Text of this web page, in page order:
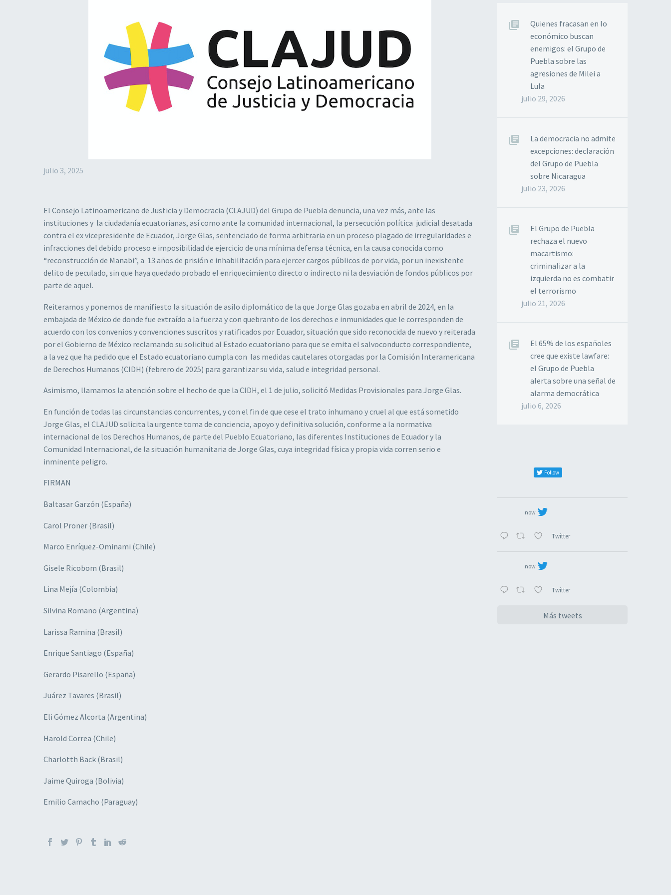
julio 3, 2025
El Consejo Latinoamericano de Justicia y Democracia (CLAJUD) del Grupo de Puebla denuncia, una vez más, ante las
instituciones y la ciudadanía ecuatorianas, así como ante la comunidad internacional, la persecución política judicial desatada
contra el ex vicepresidente de Ecuador, Jorge Glas, sentenciado de forma arbitraria en un proceso plagado de irregularidades e
infracciones del debido proceso e imposibilidad de ejercicio de una mínima defensa técnica, en la causa conocida como
“reconstrucción de Manabi”, a 13 años de prisión e inhabilitación para ejercer cargos públicos de por vida, por un inexistente
delito de peculado, sin que haya quedado probado el enriquecimiento directo o indirecto ni la desviación de fondos públicos por
parte de aquel.
Reiteramos y ponemos de manifiesto la situación de asilo diplomático de la que Jorge Glas gozaba en abril de 2024, en la
embajada de México de donde fue extraído a la fuerza y con quebranto de los derechos e inmunidades que le corresponden de
acuerdo con los convenios y convenciones suscritos y ratificados por Ecuador, situación que sido reconocida de nuevo y reiterada
por el Gobierno de México reclamando su solicitud al Estado ecuatoriano para que se emita el salvoconducto correspondiente,
a la vez que ha pedido que el Estado ecuatoriano cumpla con las medidas cautelares otorgadas por la Comisión Interamericana
de Derechos Humanos (CIDH) (febrero de 2025) para garantizar su vida, salud e integridad personal.
Asimismo, llamamos la atención sobre el hecho de que la CIDH, el 1 de julio, solicitó Medidas Provisionales para Jorge Glas.
En función de todas las circunstancias concurrentes, y con el fin de que cese el trato inhumano y cruel al que está sometido
Jorge Glas, el CLAJUD solicita la urgente toma de conciencia, apoyo y definitiva solución, conforme a la normativa
internacional de los Derechos Humanos, de parte del Pueblo Ecuatoriano, las diferentes Instituciones de Ecuador y la
Comunidad Internacional, de la situación humanitaria de Jorge Glas, cuya integridad física y propia vida corren serio e
inminente peligro.
FIRMAN
Baltasar Garzón (España)
Carol Proner (Brasil)
Marco Enríquez-Ominami (Chile)
Gisele Ricobom (Brasil)
Lina Mejía (Colombia)
Silvina Romano (Argentina)
Larissa Ramina (Brasil)
Enrique Santiago (España)
Gerardo Pisarello (España)
Juárez Tavares (Brasil)
Eli Gómez Alcorta (Argentina)
Harold Correa (Chile)
Charlotth Back (Brasil)
Jaime Quiroga (Bolivia)
Emilio Camacho (Paraguay)
Quienes fracasan en lo
económico buscan
enemigos: el Grupo de
Puebla sobre las
agresiones de Milei a
Lula
julio 29, 2026
La democracia no admite
excepciones: declaración
del Grupo de Puebla
sobre Nicaragua
julio 23, 2026
El Grupo de Puebla
rechaza el nuevo
macartismo:
criminalizar a la
izquierda no es combatir
el terrorismo
julio 21, 2026
El 65% de los españoles
cree que existe lawfare:
el Grupo de Puebla
alerta sobre una señal de
alarma democrática
julio 6, 2026
Follow
now
Twitter
now
Twitter
Más tweets